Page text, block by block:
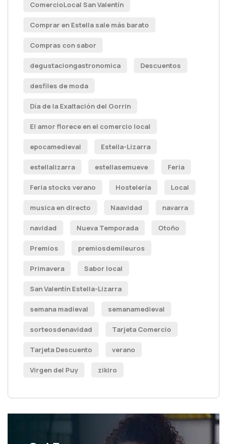
ComercioLocal San Valentín
Comprar en Estella sale más barato
Compras con sabor
degustaciongastronomica Descuentos
desfiles de moda
Día de la Exaltación del Gorrin
El amor florece en el comercio local
epocamedieval Estella-Lizarra
estellalizarra estellasemueve Feria
Feria stocks verano Hostelería Local
musica en directo Naavidad navarra
navidad Nueva Temporada Otoño
Premios premiosdemileuros
Primavera Sabor local
San Valentín Estella-Lizarra
semana madieval semanamedieval
sorteosdenavidad Tarjeta Comercio
Tarjeta Descuento verano
Virgen del Puy zikiro